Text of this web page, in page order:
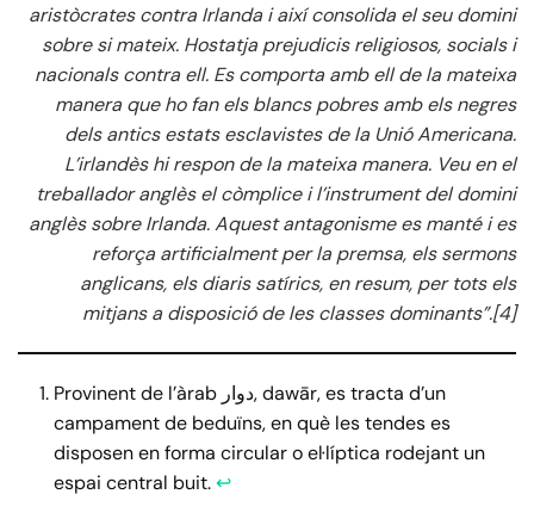
aristòcrates contra Irlanda i així consolida el seu domini
sobre si mateix. Hostatja prejudicis religiosos, socials i
nacionals contra ell. Es comporta amb ell de la mateixa
manera que ho fan els blancs pobres amb els negres
dels antics estats esclavistes de la Unió Americana.
L’irlandès hi respon de la mateixa manera. Veu en el
treballador anglès el còmplice i l’instrument del domini
anglès sobre Irlanda. Aquest antagonisme es manté i es
reforça artificialment per la premsa, els sermons
anglicans, els diaris satírics, en resum, per tots els
mitjans a disposició de les classes dominants”.[4]
Provinent de l’àrab دوار, dawār, es tracta d’un
campament de beduïns, en què les tendes es
disposen en forma circular o el·líptica rodejant un
espai central buit.↩︎